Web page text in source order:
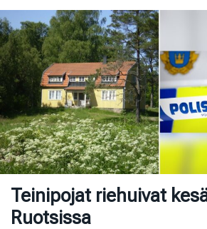
Teinipojat riehuivat
Ruotsissa